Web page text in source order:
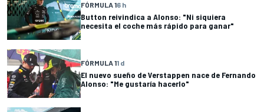
FÓRMULA 16 h
Button reivindica a Alonso: "Ni siquiera
necesita el coche más rápido para ganar"
FÓRMULA 11 d
El nuevo sueño de Verstappen nace de Fernando
Alonso: "Me gustaría hacerlo"